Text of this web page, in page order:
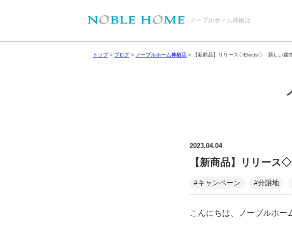
ノーブルホーム神栖店
トップ> ブログ > ノーブルホーム神栖店 > 【新商品】リリース◇Elects◇ 新しい建売
2023.04.04
【新商品】リリー
#キャンペーン #分譲地
こんにちは、ノーブルホー